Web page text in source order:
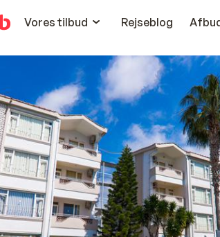
Vores tilbud
Rejseblog